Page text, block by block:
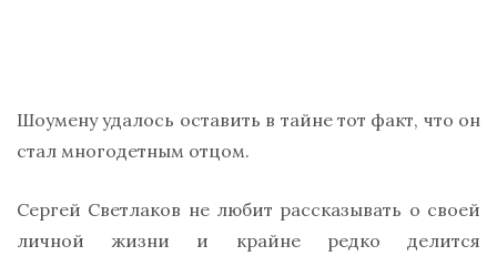
Шоумену удалось оставить в тайне тот факт, что он
стал многодетным отцом.
Сергей Светлаков не любит рассказывать о своей
личной жизни и крайне редко делится